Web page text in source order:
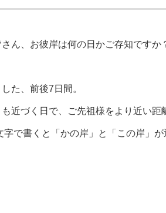
ん、お彼岸は何の日かご存知ですか
た、前後7日間。
近づく日で、ご先祖様をより近い距
で書くと「かの岸」と「この岸」が